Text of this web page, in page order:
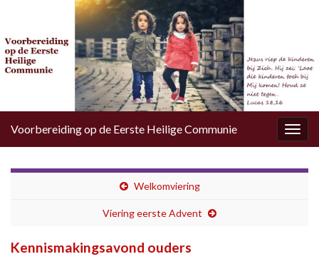
Voorbereiding op de Eerste Heilige Communie
Welkomviering
Viering eerste Advent
Kennismakingsavond ouders